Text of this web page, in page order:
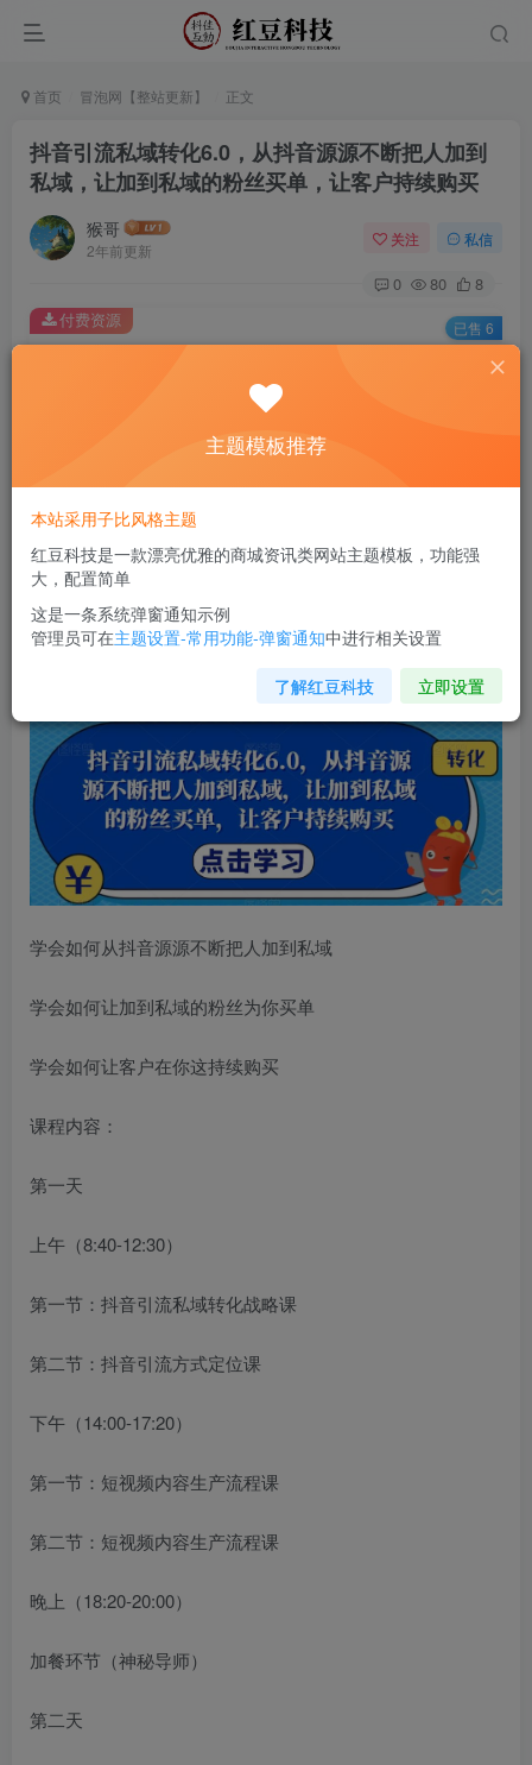
首页 冒泡网【整站更新】 正文
抖音引流私域转化6.0，从抖音源源不断把人加到
私域，让加到私域的粉丝买单，让客户持续购买
猴哥
2年前更新
关注 私信
0 80 8
此内容为付费资源，请付费后查看
￥9.9
您当前未登录！建议登陆后购买，可保存购买订单
付费资源 已售 6
抖音引流私域转化6.0，从抖音源源不断把人加到私域，让加
到私域的粉丝买单，让客户持续购买
学会如何从抖音源源不断把人加到私域
学会如何让加到私域的粉丝为你买单
学会如何让客户在你这持续购买
课程内容：
第一天
上午（8:40-12:30）
第一节：抖音引流私域转化战略课
第二节：抖音引流方式定位课
下午（14:00-17:20）
第一节：短视频内容生产流程课
第二节：短视频内容生产流程课
晚上（18:20-20:00）
加餐环节（神秘导师）
第二天
主题模板推荐
本站采用子比风格主题
红豆科技是一款漂亮优雅的商城资讯类网站主题模板，功能强
大，配置简单
这是一条系统弹窗通知示例
管理员可在主题设置-常用功能-弹窗通知中进行相关设置
了解红豆科技 立即设置